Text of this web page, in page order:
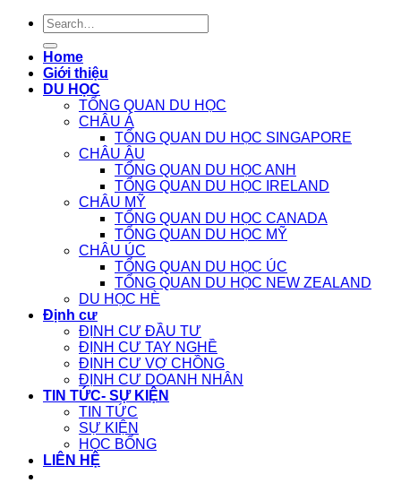
Home
Giới thiệu
DU HỌC
TỔNG QUAN DU HỌC
CHÂU Á
TỔNG QUAN DU HỌC SINGAPORE
CHÂU ÂU
TỔNG QUAN DU HỌC ANH
TỔNG QUAN DU HỌC IRELAND
CHÂU MỸ
TỔNG QUAN DU HỌC CANADA
TỔNG QUAN DU HỌC MỸ
CHÂU ÚC
TỔNG QUAN DU HỌC ÚC
TỔNG QUAN DU HỌC NEW ZEALAND
DU HỌC HÈ
Định cư
ĐỊNH CƯ ĐẦU TƯ
ĐỊNH CƯ TAY NGHỀ
ĐỊNH CƯ VỢ CHỒNG
ĐỊNH CƯ DOANH NHÂN
TIN TỨC- SỰ KIỆN
TIN TỨC
SỰ KIỆN
HỌC BỔNG
LIÊN HỆ